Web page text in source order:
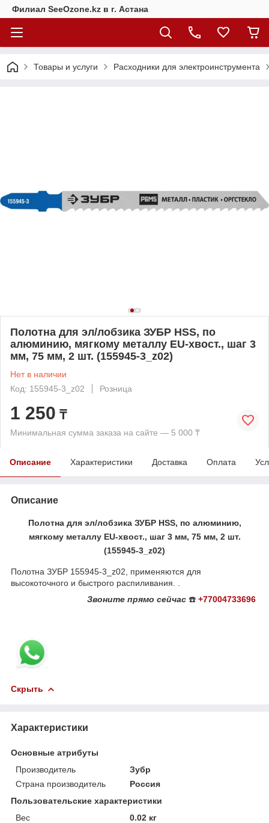
Филиал SeeOzone.kz в г. Астана
Товары и услуги Расходники для электроинструмента
Полотна для эл/лобзика ЗУБР HSS, по
алюминию, мягкому металлу EU-хвост., шаг 3
мм, 75 мм, 2 шт. (155945-3_z02)
Нет в наличии
Код: 155945-3_z02
Розница
1 250 ₸
Минимальная сумма заказа на сайте — 5 000 ₸
Описание Характеристики Доставка Оплата
Описание
Полотна для эл/лобзика ЗУБР HSS, по алюминию,
мягкому металлу EU-хвост., шаг 3 мм, 75 мм, 2 шт.
(155945-3_z02)
Полотна ЗУБР 155945-3_z02, применяются для
высокоточного и быстрого распиливания. .
Звоните прямо сейчас ☎️ +77004733696
Скрыть
Характеристики
Основные атрибуты
Производитель
Зубр
Страна производитель
Россия
Пользовательские характеристики
Вес
0.02 кг